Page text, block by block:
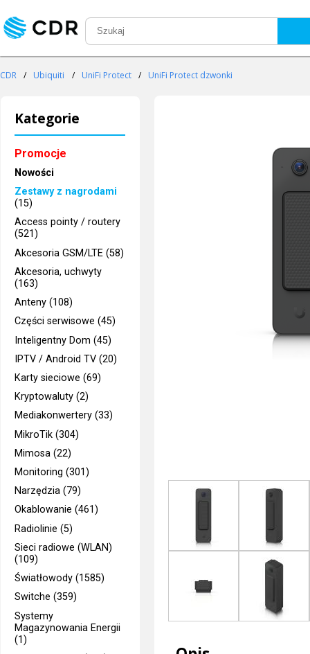
CDR / Ubiquiti / UniFi Protect / UniFi Protect dzwonki
Kategorie
Promocje
Nowości
Zestawy z nagrodami
(15)
Access pointy / routery
(521)
Akcesoria GSM/LTE (58)
Akcesoria, uchwyty
(163)
Anteny (108)
Części serwisowe (45)
Inteligentny Dom (45)
IPTV / Android TV (20)
Karty sieciowe (69)
Kryptowaluty (2)
Mediakonwertery (33)
MikroTik (304)
Mimosa (22)
Monitoring (301)
Narzędzia (79)
Okablowanie (461)
Radiolinie (5)
Sieci radiowe (WLAN)
(109)
Światłowody (1585)
Switche (359)
Systemy
Magazynowania Energii
(1)